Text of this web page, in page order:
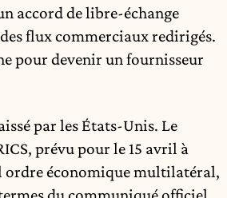
accord de libre-échange
flux commerciaux redirigés.
pour devenir un fournisseur
par les États-Unis. Le
prévu pour le 15 avril à
ordre économique multilatéral,